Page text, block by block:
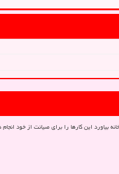
بیاورد این کارها را برای صیانت از خود